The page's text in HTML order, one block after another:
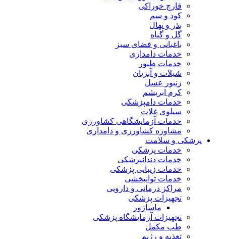
قارچ خوراکی
کود و سم
بذر و نهال
گل و گیاه
باغبانی و فضای سبز
خدمات دامداری
خدمات طیور
شیلات و آبزیان
زنبور عسل
کرم ابریشم
خدمات دامپزشکی
سیلوی غلات
خدمات آزمایشگاهی کشاورزی
مشاوره کشاورزی و دامداری
پزشکی و سلامت
خدمات پزشکی
خدمات دندانپزشکی
خدمات زیبایی پزشکی
خدمات توانبخشی
مراکز درمانی و دارویی
تجهیزات پزشکی
ماساژور
تجهیزات آزمایشگاه پزشکی
طب مکمل
تغذیه و رژیم